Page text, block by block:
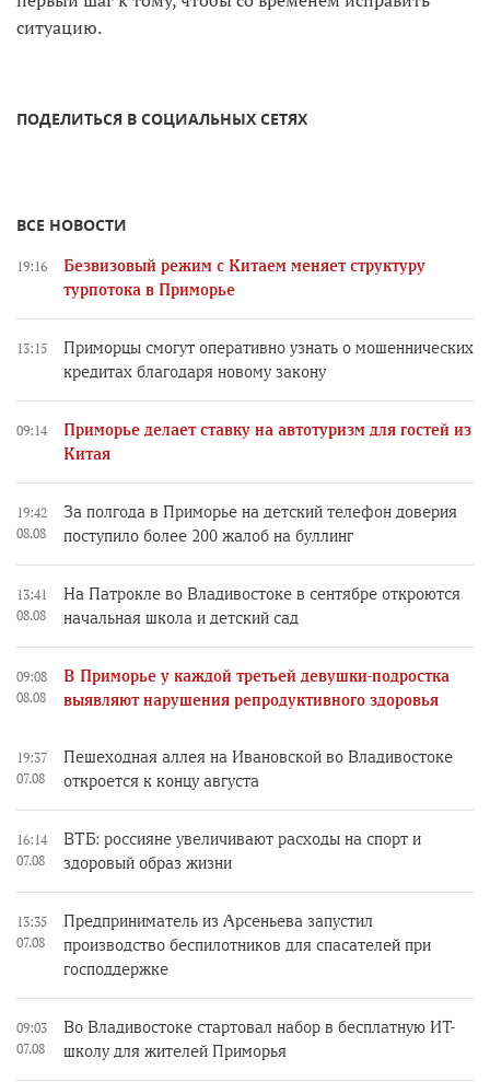
ситуацию.
ПОДЕЛИТЬСЯ В СОЦИАЛЬНЫХ СЕТЯХ
ВСЕ НОВОСТИ
19:16
Безвизовый режим с Китаем меняет структуру
турпотока в Приморье
13:15
Приморцы смогут оперативно узнать о мошеннических
кредитах благодаря новому закону
09:14
Приморье делает ставку на автотуризм для гостей из
Китая
19:42
08.08
За полгода в Приморье на детский телефон доверия
поступило более 200 жалоб на буллинг
13:41
08.08
На Патрокле во Владивостоке в сентябре откроются
начальная школа и детский сад
09:08
08.08
В Приморье у каждой третьей девушки-подростка
выявляют нарушения репродуктивного здоровья
19:37
07.08
Пешеходная аллея на Ивановской во Владивостоке
откроется к концу августа
16:14
07.08
ВТБ: россияне увеличивают расходы на спорт и
здоровый образ жизни
13:35
07.08
Предприниматель из Арсеньева запустил
производство беспилотников для спасателей при
господдержке
09:03
07.08
Во Владивостоке стартовал набор в бесплатную ИТ-
школу для жителей Приморья